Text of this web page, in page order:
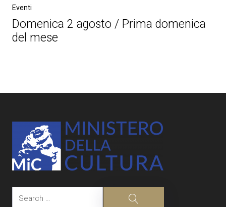
Eventi
Domenica 2 agosto / Prima domenica
del mese
navigation
Search